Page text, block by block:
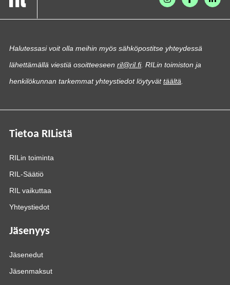
Halutessasi voit olla meihin myös sähköpostitse yhteydessä
lähettämällä viestiä osoitteeseen ril@ril.fi. RILin toimiston ja
henkilökunnan tarkemmat yhteystiedot löytyvättäältä
Tietoa RIListä
RILin toiminta
RIL-Säätiö
RIL vaikuttaa
Yhteystiedot
Jäsenyys
Jäsenedut
Jäsenmaksut